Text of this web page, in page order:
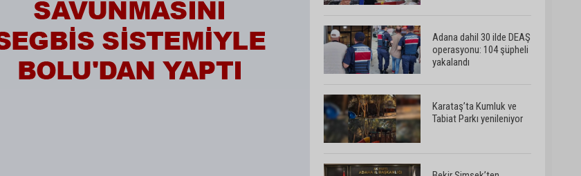
Adana dahil 30 ilde DEAŞ
operasyonu: 104 şüpheli
yakalandı
Karataş’ta Kumluk ve
Tabiat Parkı yenileniyor